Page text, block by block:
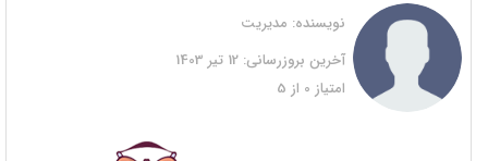
نویسنده: مدیریت
آخرین بروزرسانی:
امتیاز 0 از 5